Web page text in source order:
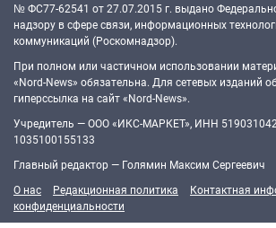
№ ФС77-62541 от 27.07.2015 г. выдано
надзору в сфере связи, информационных
коммуникаций (Роскомнадзор).
При полном или частичном использовании
«Nord-News» обязательна. Для сетевых изданий
гиперссылка на сайт «Nord-News».
Учредитель — ООО «ИКС-МАРКЕТ», ИНН
1035100155133
Главный редактор — Голямин Максим Сергеевич
О нас
Редакционная политика Контактная
конфиденциальности